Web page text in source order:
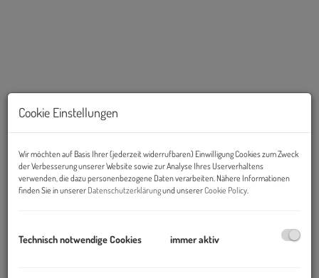
Beschreibung
Objekt und Lage:
DasBüro- und Logistikcenter B17-1und dasBüro- und
befinden sich in einem der bedeutendsten
(Industriezentrum Niederösterreich Süd)unmittelbar
Cookie Einstellungen
Wir möchten auf Basis Ihrer (jederzeit widerrufbaren) Einwilligung Cookies zum Zweck
der Verbesserung unserer Website sowie zur Analyse Ihres Userverhaltens
verwenden, die dazu personenbezogene Daten verarbeiten. Nähere Informationen
finden Sie in unserer Datenschutzerklärungund unsererCookie Policy.
Technisch notwendige Cookies immer aktiv